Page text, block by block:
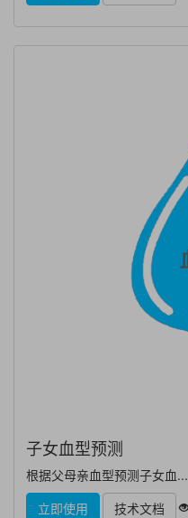
子女血型预测
根据父母亲血型预测子女血...
立即使用
技术文档